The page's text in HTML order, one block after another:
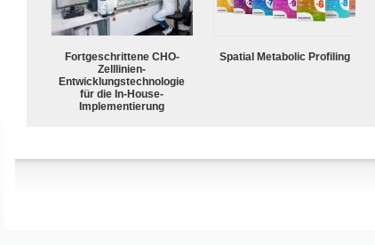
Fortgeschrittene CHO-
Zelllinien-
Entwicklungstechnologie
für die In-House-
Implementierung
Spatial Metabolic Profiling